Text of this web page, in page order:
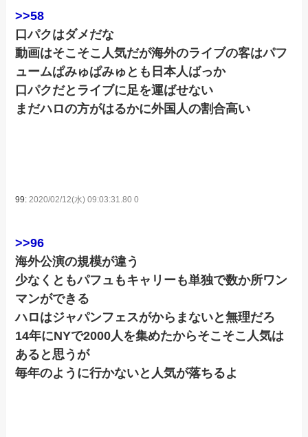
>>58
口パクはダメだな
動画はそこそこ人気だが海外のライブの客はパフ
ュームぱみゅぱみゅとも日本人ばっか
口パクだとライブに足を運ばせない
まだハロの方がはるかに外国人の割合高い
99:2020/02/12(水) 09:03:31.80 0
>>96
海外公演の規模が違う
少なくともパフュもキャリーも単独で数か所ワン
マンができる
ハロはジャパンフェスがからまないと無理だろ
14年にNYで2000人を集めたからそこそこ人気は
あると思うが
毎年のように行かないと人気が落ちるよ